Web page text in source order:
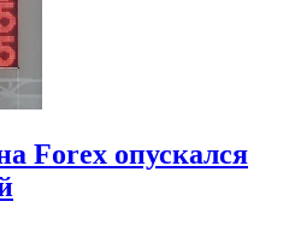
Forex опускался